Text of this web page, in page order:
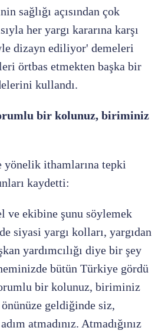
sağlığı açısından çok
her yargı kararına karşı
dizayn ediliyor' demeleri
örtbas etmekten başka bir
kullandı.
bir kolunuz, biriminiz
ithamlarına tepki
kaydetti:
ve ekibine şunu söylemek
siyasi yargı kolları, yargıdan
yardımcılığı diye bir şey
bütün Türkiye gördü
bir kolunuz, biriminiz
geldiğinde siz,
atmadınız. Atmadığınız